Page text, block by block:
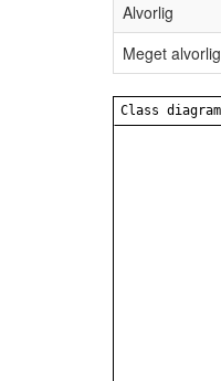
Alvorlig
Meget alvorlig